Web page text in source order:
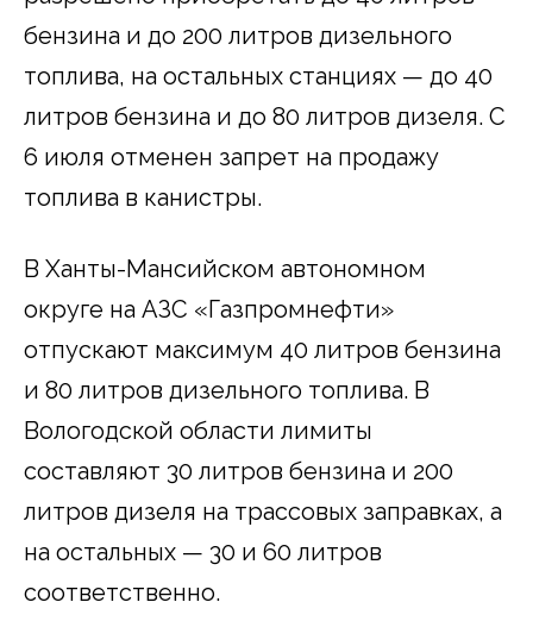
бензина и до 200 литров дизельного
топлива, на остальных станциях — до 40
литров бензина и до 80 литров дизеля. С
6 июля отменен запрет на продажу
топлива в канистры.
В Ханты-Мансийском автономном
округе на АЗС «Газпромнефти»
отпускают максимум 40 литров бензина
и 80 литров дизельного топлива. В
Вологодской области лимиты
составляют 30 литров бензина и 200
литров дизеля на трассовых заправках, а
на остальных — 30 и 60 литров
соответственно.